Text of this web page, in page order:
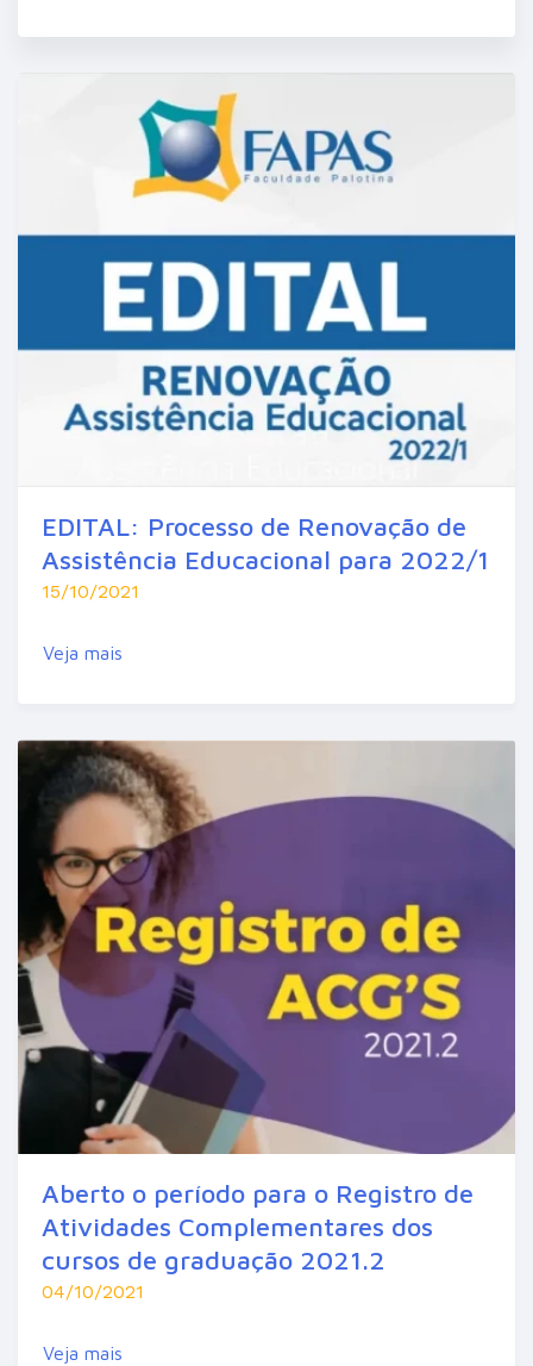
EDITAL: Processo de Renovação de
Assistência Educacional para 2022/1
15/10/2021
Veja mais
Aberto o período para o Registro de
Atividades Complementares dos
cursos de graduação 2021.2
04/10/2021
Veja mais